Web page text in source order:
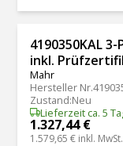
4190350KAL
inkl.
Mahr
Hersteller Nr.
Zustand:Neu
Lieferzeit ca. 5
1.327,44 €
1.579,65 € inkl.